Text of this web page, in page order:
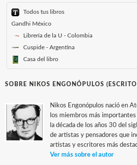
Todos tus libros
Gandhi México
Librería de la U - Colombia
Cuspide - Argentina
Casa del libro
SOBRE NIKOS ENGONÓPULOS
Nikos Engonópulos nació en
los miembros más
la década de los años 30 del
de artistas y pensadores que
artistas y escritores más
Ver más sobre el autor